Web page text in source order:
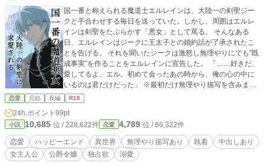
国一番と称えられる魔道士エルレインは、大陸一の剣聖ジー
クと手合わせする毎日を送っていた。しかし、周囲はエルレ
インは剣聖をたぶらかす「悪女」として罵る。 そんなある
日、エルレインはジークに王太子との婚約話が了承されたこ
とを告げる。 それを聞いたジークは激怒し無理やりにでも”既
成事実”を作ることをエルレインに宣告した。 「……好きだ、
愛してるよ、エル。初めて会ったあの時から、俺の心の中に
いるのは君だけだった」 ※最初だけ無理やり描写を含みます
※「☆」→前戯、微H描写あり、「★」→本番描写あり、
「□」→戦闘描写あり ※「♡喘ぎ」などはありません ※最後
にはハッピーエンドです ※小説家になろうにも掲載
恋愛 完結 長編 R18
24h.ポイント 99pt
小説 10,685 位 / 228,622件 恋愛 4,789 位 / 66,322件
恋愛 ハッピーエンド 異世界 無理やり描写あり 執着
中出しあり
女主人公
公爵令嬢 独占欲 溺愛